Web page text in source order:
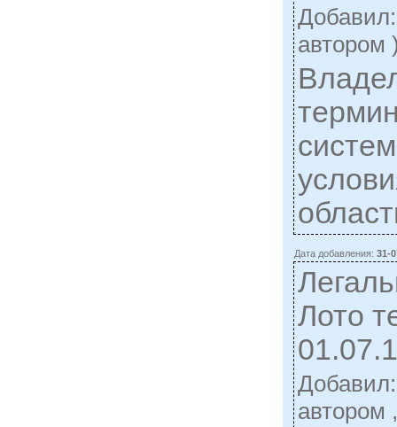
автором
Дата добавления:31-
Лото
автором